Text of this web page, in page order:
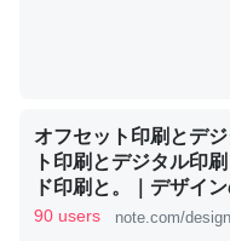
コオロギのカルシウム
─ニュース :: 【研究発表】
いのか」に関する新仮説
オフセット印刷とデ
ト印刷とデジタル印
ド印刷と。｜デザイ
津田淳子
90 users note.com/